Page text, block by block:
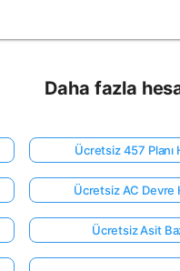
Daha fazla
Ücretsiz 457 Planı
Ücretsiz AC Devre
Ücretsiz Asit